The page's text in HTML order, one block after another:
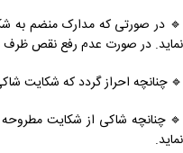
نماید. در صورت عدم رفع نقص ظرف
🔹️ چنانچه احراز گردد که شکایت
نماید.